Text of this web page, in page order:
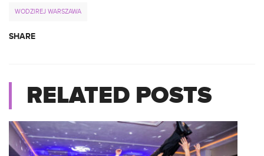
WODZIREJ WARSZAWA
SHARE
RELATED POSTS